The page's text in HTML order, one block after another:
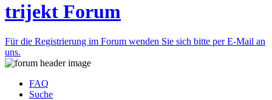
trijekt Forum
Für die Registrierung im Forum wenden Sie sich bitte per E-Mail an
uns.
FAQ
Suche